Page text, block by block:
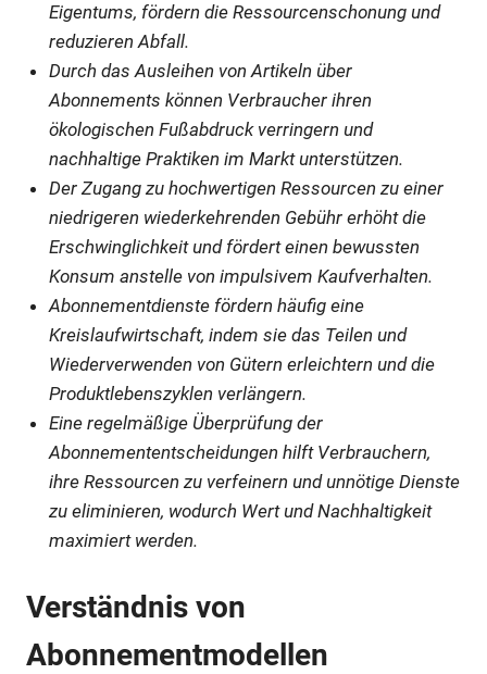
Eigentums, fördern die Ressourcenschonung und
reduzieren Abfall.
Durch das Ausleihen von Artikeln über
Abonnements können Verbraucher ihren
ökologischen Fußabdruck verringern und
nachhaltige Praktiken im Markt unterstützen.
Der Zugang zu hochwertigen Ressourcen zu einer
niedrigeren wiederkehrenden Gebühr erhöht die
Erschwinglichkeit und fördert einen bewussten
Konsum anstelle von impulsivem Kaufverhalten.
Abonnementdienste fördern häufig eine
Kreislaufwirtschaft, indem sie das Teilen und
Wiederverwenden von Gütern erleichtern und die
Produktlebenszyklen verlängern.
Eine regelmäßige Überprüfung der
Abonnemententscheidungen hilft Verbrauchern,
ihre Ressourcen zu verfeinern und unnötige Dienste
zu eliminieren, wodurch Wert und Nachhaltigkeit
maximiert werden.
Verständnis von
Abonnementmodellen